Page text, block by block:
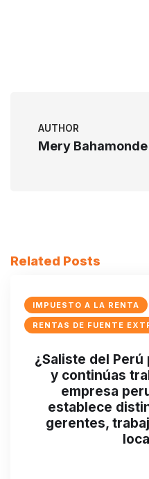
AUTHOR
Mery
Related Posts
IMPUESTO A LA RENTA
RENTAS DE FUENTE
¿Saliste del Perú
y continúas
empresa
establece
gerentes,